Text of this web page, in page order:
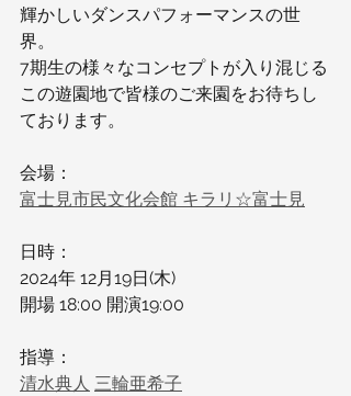
輝かしいダンスパフォーマンスの世
界。
7期生の様々なコンセプトが入り混じる
この遊園地で皆様のご来園をお待ちし
ております。
会場：
富士見市民文化会館 キラリ☆富士見
日時：
2024年 12月19日(木)
開場 18:00 開演19:00
指導：
清水典人 三輪亜希子